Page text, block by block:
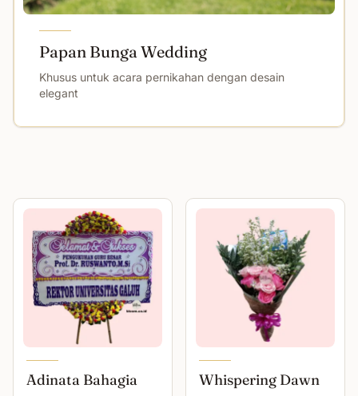
Papan Bunga Wedding
Khusus untuk acara pernikahan dengan desain
elegant
Adinata Bahagia Whispering Dawn